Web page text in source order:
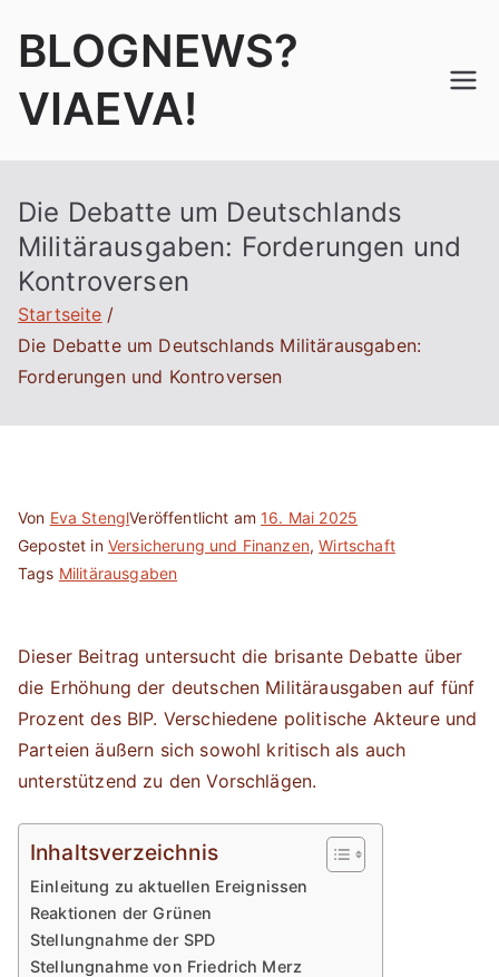
InhaltBLOGNEWS?
VIAEVA!
Die Debatte um Deutschlands
Militärausgaben: Forderungen und
Kontroversen
Startseite
Die Debatte um Deutschlands Militärausgaben:
Forderungen und Kontroversen
Von Eva StenglVeröffentlicht am16. Mai 2025
Gepostet in Versicherung und Finanzen,Wirtschaft
Tags Militärausgaben
Dieser Beitrag untersucht die brisante Debatte über
die Erhöhung der deutschen Militärausgaben auf fünf
Prozent des BIP. Verschiedene politische Akteure und
Parteien äußern sich sowohl kritisch als auch
unterstützend zu den Vorschlägen.
Inhaltsverzeichnis
Einleitung zu aktuellen Ereignissen
Reaktionen der Grünen
Stellungnahme der SPD
Stellungnahme von Friedrich Merz